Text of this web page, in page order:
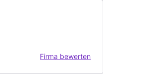
Firma bewerten